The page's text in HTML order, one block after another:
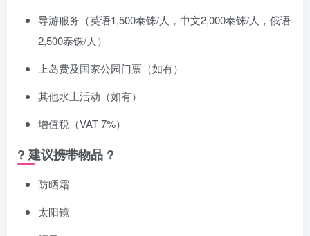
导游服务（英语1,500泰铢/人，中文2,000泰铢/人，俄语
2,500泰铢/人）
上岛费及国家公园门票（如有）
其他水上活动（如有）
增值税（VAT 7%）
?️ 建议携带物品 ?️
防晒霜
太阳镜